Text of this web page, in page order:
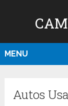
MENU
Autos